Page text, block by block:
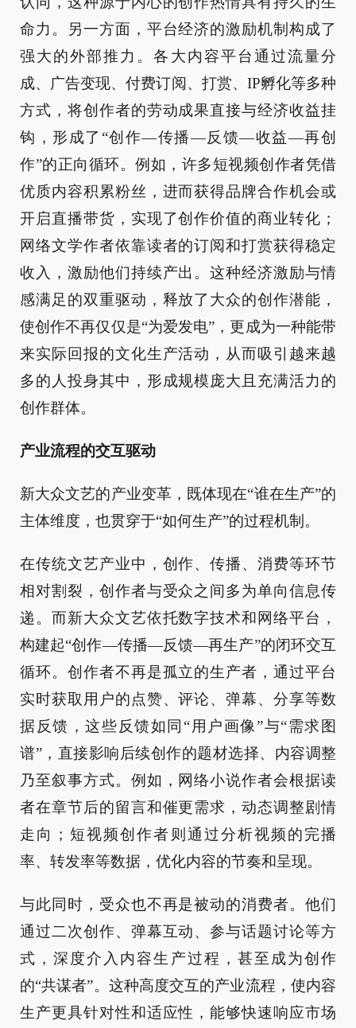
命力。另一方面，平台经济的激励机制构成了
强大的外部推力。各大内容平台通过流量分
成、广告变现、付费订阅、打赏、IP孵化等多种
方式，将创作者的劳动成果直接与经济收益挂
钩，形成了“创作—传播—反馈—收益—再创
作”的正向循环。例如，许多短视频创作者凭借
优质内容积累粉丝，进而获得品牌合作机会或
开启直播带货，实现了创作价值的商业转化；
网络文学作者依靠读者的订阅和打赏获得稳定
收入，激励他们持续产出。这种经济激励与情
感满足的双重驱动，释放了大众的创作潜能，
使创作不再仅仅是“为爱发电”，更成为一种能带
来实际回报的文化生产活动，从而吸引越来越
多的人投身其中，形成规模庞大且充满活力的
创作群体。
产业流程的交互驱动
新大众文艺的产业变革，既体现在“谁在生产”的
主体维度，也贯穿于“如何生产”的过程机制。
在传统文艺产业中，创作、传播、消费等环节
相对割裂，创作者与受众之间多为单向信息传
递。而新大众文艺依托数字技术和网络平台，
构建起“创作—传播—反馈—再生产”的闭环交互
循环。创作者不再是孤立的生产者，通过平台
实时获取用户的点赞、评论、弹幕、分享等数
据反馈，这些反馈如同“用户画像”与“需求图
谱”，直接影响后续创作的题材选择、内容调整
乃至叙事方式。例如，网络小说作者会根据读
者在章节后的留言和催更需求，动态调整剧情
走向；短视频创作者则通过分析视频的完播
率、转发率等数据，优化内容的节奏和呈现。
与此同时，受众也不再是被动的消费者。他们
通过二次创作、弹幕互动、参与话题讨论等方
式，深度介入内容生产过程，甚至成为创作
的“共谋者”。这种高度交互的产业流程，使内容
生产更具针对性和适应性，能够快速响应市场